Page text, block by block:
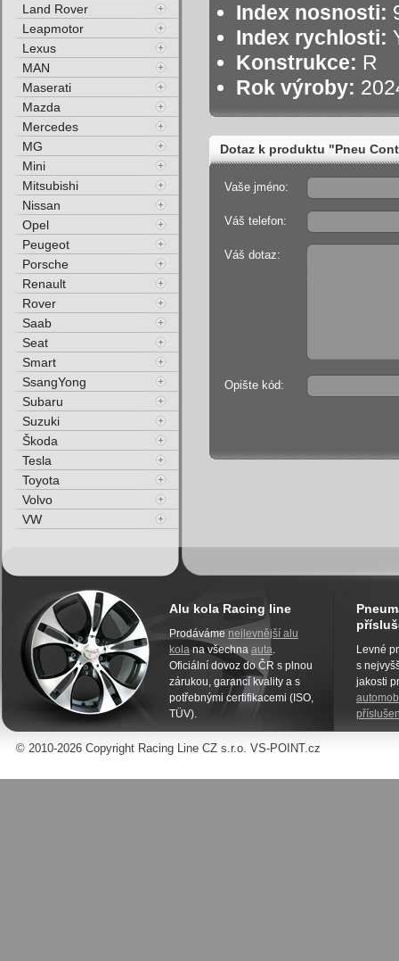
Index nosnosti:
Index rychlosti:
Konstrukce: R
Rok výroby:
Dotaz k produktu "Pneu
Vaše jméno:
Váš telefon:
Váš dotaz:
Opište kód:
Land Rover
Leapmotor
Lexus
MAN
Maserati
Mazda
Mercedes
MG
Mini
Mitsubishi
Nissan
Opel
Peugeot
Porsche
Renault
Rover
Saab
Seat
Smart
SsangYong
Subaru
Suzuki
Škoda
Tesla
Toyota
Volvo
VW
Alu kola Racing line
Prodáváme nejlevnější alu
kola na všechna auta.
Oficiální dovoz do ČR s plnou
zárukou, garancí kvality a s
potřebnými certifikacemi (ISO,
TÜV).
Levné
s
jakosti
© 2010-2026 Copyright Racing Line CZ s.r.o. VS-POINT.cz